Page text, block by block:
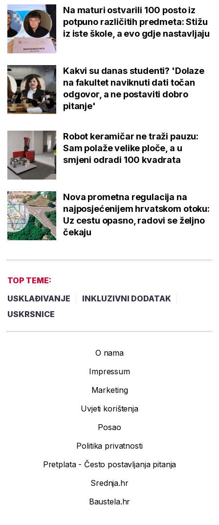
Na maturi ostvarili 100 posto iz
potpuno različitih predmeta: Stižu
iz iste škole, a evo gdje nastavljaju
Kakvi su danas studenti? 'Dolaze
na fakultet naviknuti dati točan
odgovor, a ne postaviti dobro
pitanje'
Robot keramičar ne traži pauzu:
Sam polaže velike ploče, a u
smjeni odradi 100 kvadrata
Nova prometna regulacija na
najposjećenijem hrvatskom otoku:
Uz cestu opasno, radovi se željno
čekaju
TOP TEME:
USKLAĐIVANJE
INKLUZIVNI DODATAK
USKRSNICE
O nama
Impressum
Marketing
Uvjeti korištenja
Posao
Politika privatnosti
Pretplata - Često postavljanja pitanja
Srednja.hr
Baustela.hr